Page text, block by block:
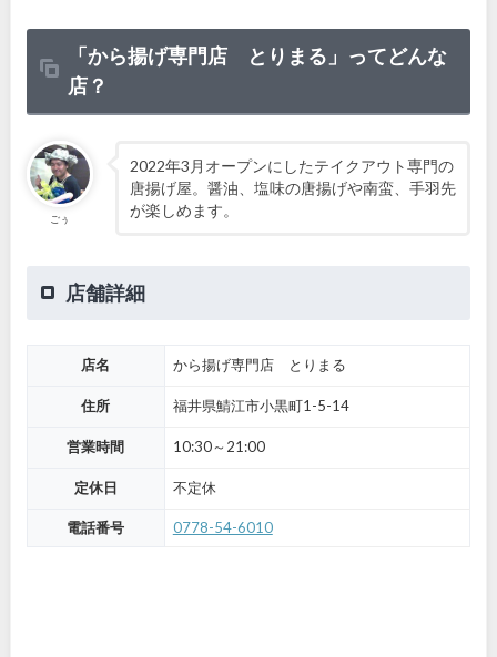
「から揚げ専門店 とりまる」ってどんな
店？
ごぅ
2022年3月オープンにしたテイクアウト専門の
唐揚げ屋。醤油、塩味の唐揚げや南蛮、手羽先
が楽しめます。
店舗詳細
店名 から揚げ専門店 とりまる
住所 福井県鯖江市小黒町1-5-14
営業時間 10:30～21:00
定休日 不定休
電話番号 0778-54-6010